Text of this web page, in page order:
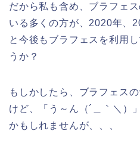
だから私も含め、ブラフェ
いる多くの方が、2020年、
と今後もブラフェスを利用
うか？
もしかしたら、ブラフェス
けど、「う～ん（´＿｀＼）
かもしれませんが、、、